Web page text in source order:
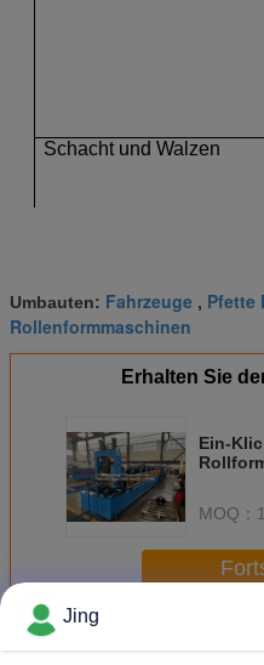
Schacht und Walzen
Schneidemaschine
Umbauten: Fahrzeuge , Pfette
Rollenformmaschinen
Erhalten Sie
Ein-
MOQ： 1
Mehr CZ-Purlin-Rolle, die
Jing